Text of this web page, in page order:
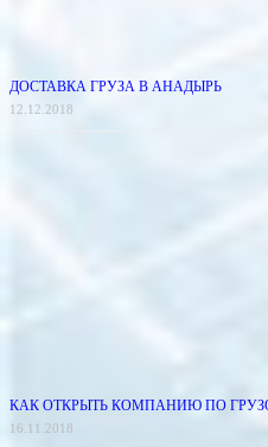
ДОСТАВКА ГРУЗА В АНАДЫРЬ
12.12.2018
КАК ОТКРЫТЬ КОМПАНИЮ ПО
16.11.2018